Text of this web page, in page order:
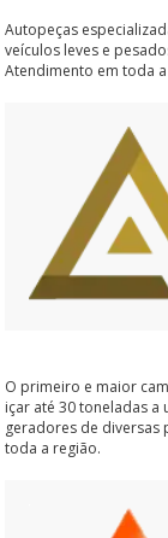
Autopeças
veículos leves e
Atendimento em toda
O primeiro e maior
içar até 30 toneladas a
geradores de diversas
toda a região.